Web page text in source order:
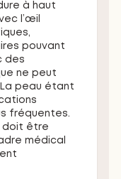
à haut
l’œil
pouvant
des
ne peut
peau étant
fréquentes.
doit être
médical